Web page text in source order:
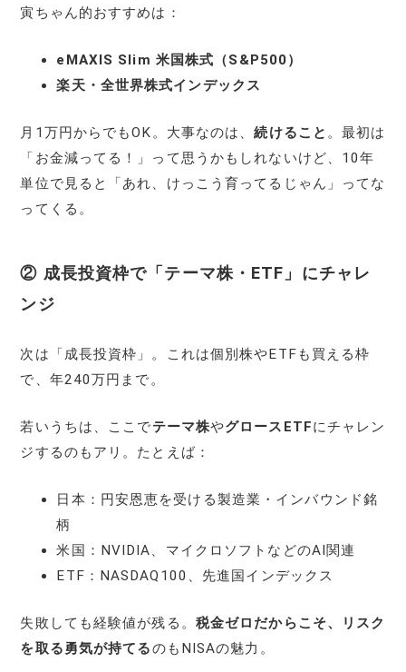
寅ちゃん的おすすめは：
eMAXIS Slim 米国株式（S&P500）
楽天・全世界株式インデックス
月1万円からでもOK。大事なのは、続けること 。最初は
「お金減ってる！」って思うかもしれないけど、10年
単位で見ると「あれ、けっこう育ってるじゃん」ってな
ってくる。
② 成長投資枠で「テーマ株・ETF」にチャレ
ンジ
次は「成長投資枠」。これは個別株やETFも買える枠
で、年240万円まで。
若いうちは、ここでテーマ株やグロースETFにチャレン
ジするのもアリ。たとえば：
日本：円安恩恵を受ける製造業・インバウンド銘
柄
米国：NVIDIA、マイクロソフトなどのAI関連
ETF：NASDAQ100、先進国インデックス
失敗しても経験値が残る。 税金ゼロだからこそ、リスク
を取る勇気が持てるのもNISAの魅力。